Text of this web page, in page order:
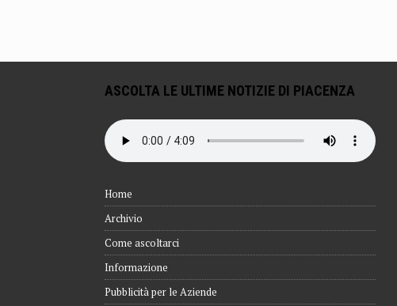
ASCOLTA LE ULTIME NOTIZIE DI PIACENZA
Home
Archivio
Come ascoltarci
Informazione
Pubblicità per le Aziende